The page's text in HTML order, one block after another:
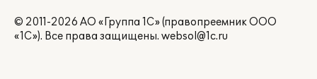
© 2011-2026 АО «Группа 1С» (правопреемник ООО
«1С»). Все права защищены. websol@1c.ru